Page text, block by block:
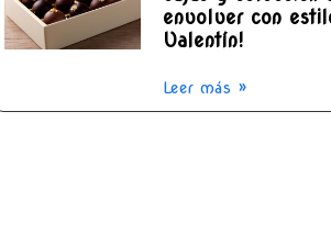
envolver con
Valentín!
Leer más »